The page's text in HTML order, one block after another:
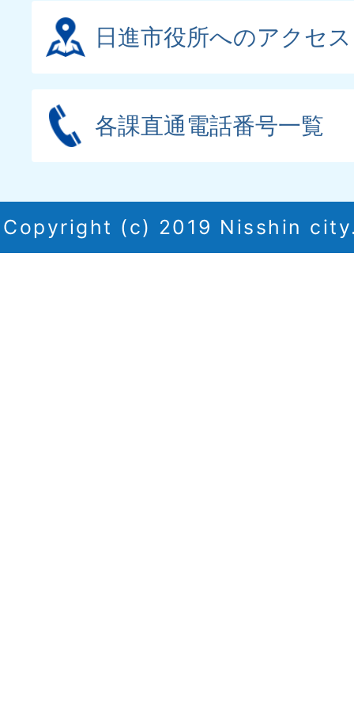
日進市役所へのアクセス
各課直通電話番号一覧
Copyright (c) 2019 Nisshin